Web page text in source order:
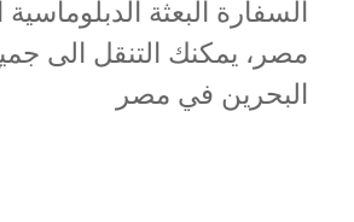
السفارة البعثة
مصر، يمكنك التنقل الى
البحرين في مصر